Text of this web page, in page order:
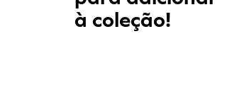
à coleção!